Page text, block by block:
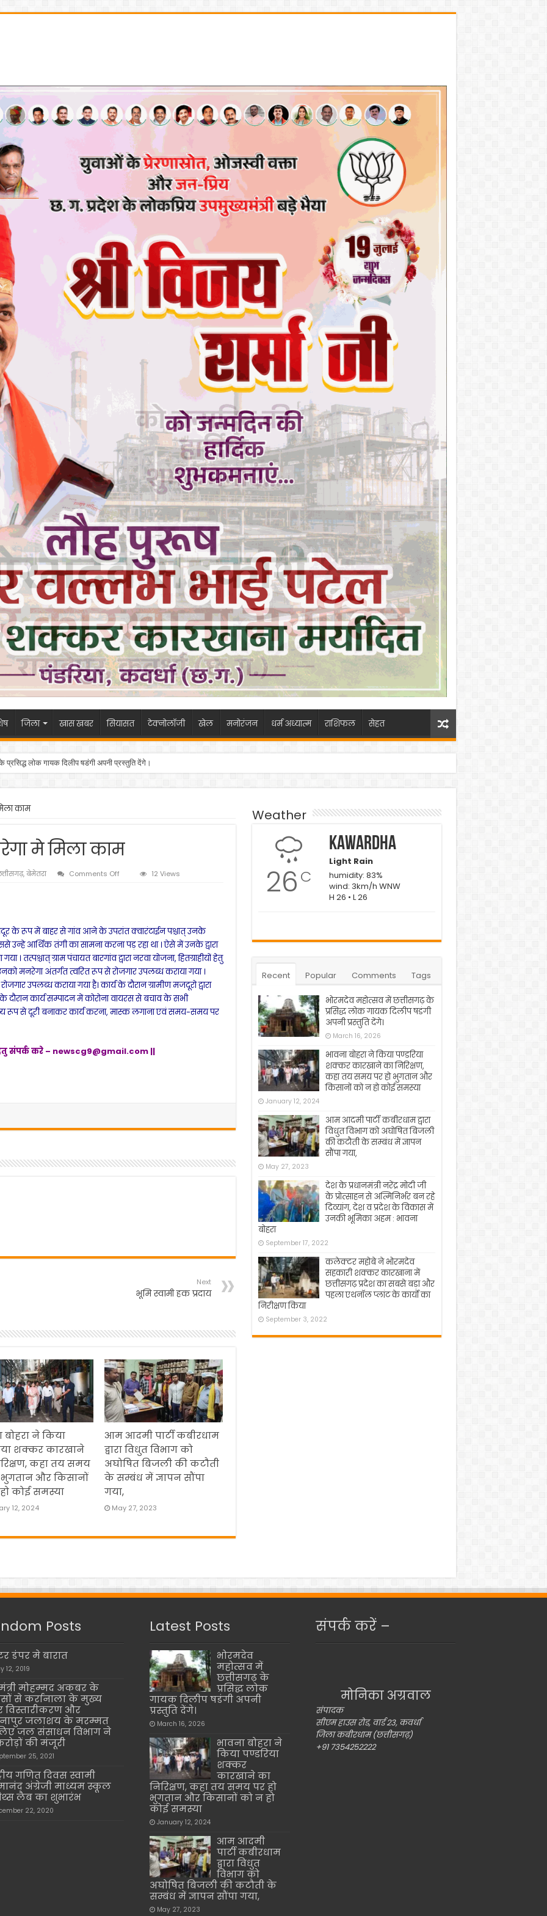
जिला खास खबर सियासत टेक्नोलॉजी खेल मनोरंजन धर्म अध्यात्म राशिफल सेहत
प्रसिद्ध लोक गायक दिलीप षडंगी अपनी प्रस्तुति देंगे।
काम
मे मिला काम
,बेमेतरा Comments Offon
मे
मिला
काम
12 Views
के रूप में बाहर से गांव आने के उपरांत क्वारंटाईन पश्चात् उनके
उन्हे आर्थिक तंगी का सामना करना पड़ रहा था । ऐसे में उनके द्वारा
तत्पश्चात् ग्राम पंचायत बारगांव द्वारा नरवा योजना, हितग्राहीयों हेतु
मनरेगा अंतर्गत त्वरित रूप से रोजगार उपलब्ध कराया गया ।
उपलब्ध कराया गया है। कार्य के दौरान ग्रामीण मजदूरो द्वारा
कार्य सम्पादन में कोरोना वायरस से बचाव के सभी
रूप से दूरी बनाकर कार्य करना, मास्क लगाना एवं समय-समय पर
संपर्क करे – newscg9@gmail.com ||
Next
भूमि स्वामी हक प्रदाय
बोहरा ने किया
शक्कर कारखाने
कहा तय समय
भुगतान और किसानों
कोई समस्या
12, 2024
आम आदमी पार्टी कबीरधाम
द्वारा विधुत विभाग को
अघोषित बिजली की कटौती
के सम्बंध में ज्ञापन सौंपा
गया,
May 27, 2023
Weather
26 C
Kawardha
Light Rain
humidity: 83%
wind: 3km/h WNW
H 26 • L 26
Recent Popular Comments Tags
भोरमदेव महोत्सव में छत्तीसगढ़ के
प्रसिद्ध लोक गायक दिलीप षडंगी
अपनी प्रस्तुति देंगे।
March 16, 2026
भावना बोहरा ने किया पण्डरिया
शक्कर कारखाने का निरिक्षण,
कहा तय समय पर हो भुगतान और
किसानों को न हो कोई समस्या
January 12, 2024
आम आदमी पार्टी कबीरधाम द्वारा
विधुत विभाग को अघोषित बिजली
की कटौती के सम्बंध में ज्ञापन
सौंपा गया,
May 27, 2023
देश के प्रधानमंत्री नरेंद्र मोदी जी
के प्रोत्साहन से अत्मिनिर्भर बन रहे
दिव्यांग, देश व प्रदेश के विकास में
उनकी भूमिका अहम : भावना
बोहरा
September 17, 2022
कलेक्टर महोबे ने भोरमदेव
सहकारी शक्कर कारखाना में
छत्तीसगढ़ प्रदेश का सबसे बड़ा और
पहला एथनॉल प्लांट के कार्यो का
निरीक्षण किया
September 3, 2022
Posts
डंपर मे बारात
12, 2019
मोहम्मद अकबर के
से कर्रानाला के मुख्य
विस्तारीकरण और
जलाशय के मरम्मत
जल संसाधन विभाग ने
की मंजूरी
25, 2021
गणित दिवस स्वामी
अंग्रेजी माध्यम स्कूल
लैब का शुभारंभ
22, 2020
Latest Posts
भोरमदेव
महोत्सव में
छत्तीसगढ़ के
प्रसिद्ध लोक
गायक दिलीप षडंगी अपनी
प्रस्तुति देंगे।
March 16, 2026
भावना बोहरा ने
किया पण्डरिया
शक्कर
कारखाने का
निरिक्षण, कहा तय समय पर हो
भुगतान और किसानों को न हो
कोई समस्या
January 12, 2024
आम आदमी
पार्टी कबीरधाम
द्वारा विधुत
विभाग को
अघोषित बिजली की कटौती के
सम्बंध में ज्ञापन सौंपा गया,
May 27, 2023
संपर्क करें –
मोनिका अग्रवाल
संपादक
सीएम हाउस रोड, वार्ड 23, कवर्धा
जिला कबीरधाम (छत्तीसगढ़)
+91 7354252222